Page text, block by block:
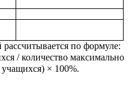
по формуле:
/ количество максимально
× 100%.